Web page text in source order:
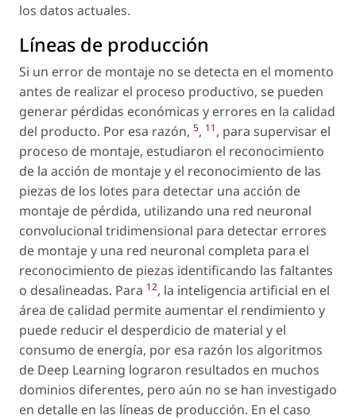
los datos actuales.
Líneas de producción
Si un error de montaje no se detecta en el momento
antes de realizar el proceso productivo, se pueden
generar pérdidas económicas y errores en la calidad
del producto. Por esa razón, 5, 11, para supervisar el
proceso de montaje, estudiaron el reconocimiento
de la acción de montaje y el reconocimiento de las
piezas de los lotes para detectar una acción de
montaje de pérdida, utilizando una red neuronal
convolucional tridimensional para detectar errores
de montaje y una red neuronal completa para el
reconocimiento de piezas identificando las faltantes
o desalineadas. Para 12, la inteligencia artificial en el
área de calidad permite aumentar el rendimiento y
puede reducir el desperdicio de material y el
consumo de energía, por esa razón los algoritmos
de Deep Learning lograron resultados en muchos
dominios diferentes, pero aún no se han investigado
en detalle en las líneas de producción. En el caso